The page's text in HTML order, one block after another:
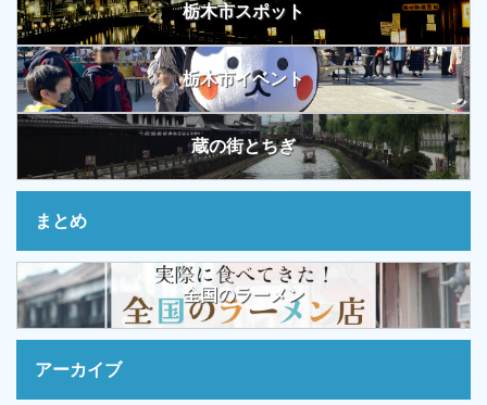
栃木市スポット
栃木市イベント
蔵の街とちぎ
まとめ
全国のラーメン
アーカイブ